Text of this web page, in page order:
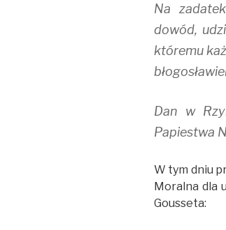
Na
dowód,
któremu
Dan w
Papiestwa
W tym dniu
Moralna dla
Gousseta: